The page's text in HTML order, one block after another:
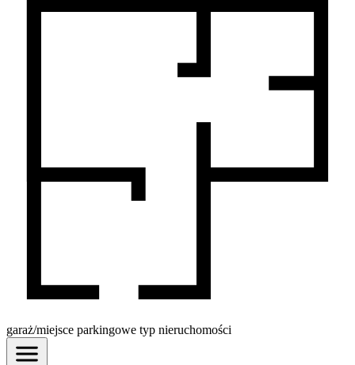
garaż/miejsce parkingowe typ nieruchomości